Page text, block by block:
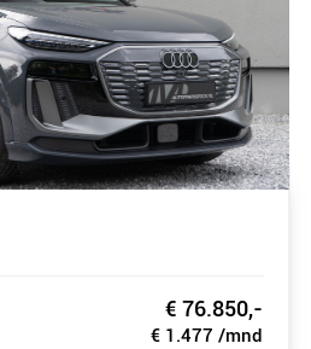
€ 76.850,-
€ 1.477 /mnd